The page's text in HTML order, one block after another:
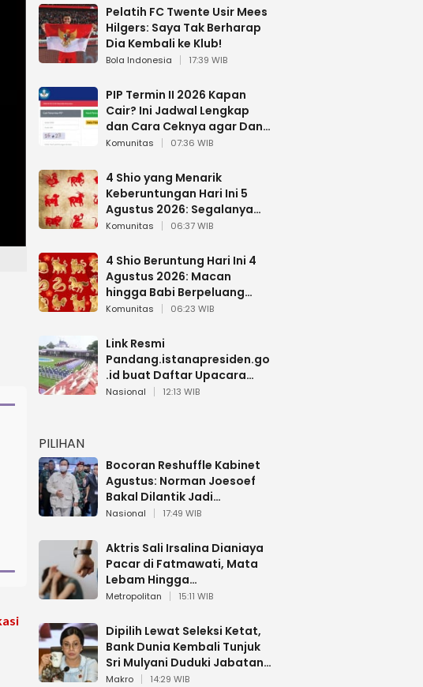
Pelatih FC Twente Usir Mees
Hilgers: Saya Tak Berharap
Dia Kembali ke Klub!
Bola Indonesia 17:39 WIB
PIP Termin II 2026 Kapan
Cair? Ini Jadwal Lengkap
dan Cara Ceknya agar Dana
Tidak Hangus!
Komunitas 07:36 WIB
4 Shio yang Menarik
Keberuntungan Hari Ini 5
Agustus 2026: Segalanya
Berjalan Lancar
Komunitas 06:37 WIB
4 Shio Beruntung Hari Ini 4
Agustus 2026: Macan
hingga Babi Berpeluang
Dapat Kabar Baik
Komunitas 06:23 WIB
Link Resmi
Pandang.istanapresiden.go
.id buat Daftar Upacara
Bendera HUT RI di Istana
Nasional 12:13 WIB
PILIHAN
Bocoran Reshuffle Kabinet
Agustus: Norman Joesoef
Bakal Dilantik Jadi
Wamenhan RI
Nasional 17:49 WIB
Aktris Sali Irsalina Dianiaya
Pacar di Fatmawati, Mata
Lebam Hingga
Diselamatkan Polantas
Metropolitan 15:11 WIB
Dipilih Lewat Seleksi Ketat,
Bank Dunia Kembali Tunjuk
Sri Mulyani Duduki Jabatan
Strategis
Makro 14:29 WIB